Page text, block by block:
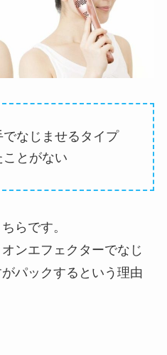
なじませるタイプ
とがない
らです。
ンエフェクターでなじ
パックするという理由